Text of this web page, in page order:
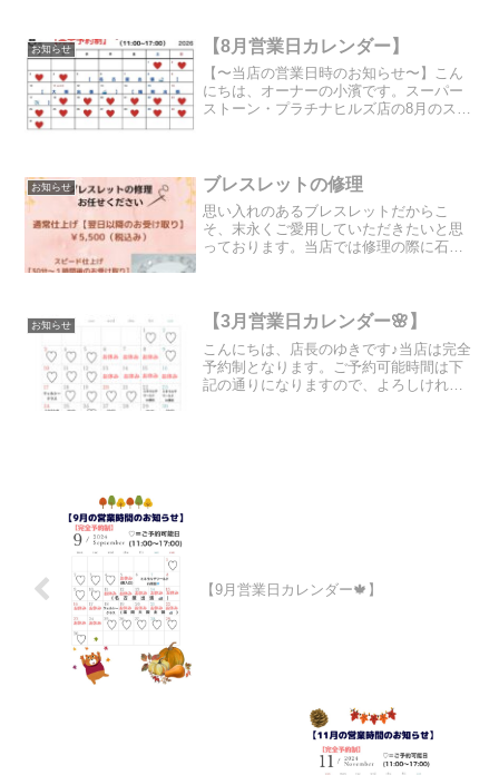
お知らせ 【8月営業日カレンダー】
【〜当店の営業日時のお知らせ〜】こん
にちは、オーナーの小濱です。スーパー
ストーン・プラチナヒルズ店の8月のスケ
日時を、 お問い合わせ...
お知らせ ブレスレットの修理
思い入れのあるブレスレットだからこ
そ、末永くご愛用していただきたいと思
っております。当店では修理の際に石の
十分お気をつけて梱包をお願...
お知らせ 【3月営業日カレンダー🌸】
こんにちは、店長のゆきです♪当店は完全
予約制となります。ご予約可能時間は下
記の通りになりますので、よろしければ
【9月営業日カレンダー🍁】